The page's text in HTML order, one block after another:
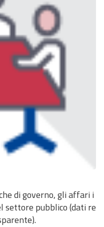
di governo, gli affari i
settore pubblico (dati re